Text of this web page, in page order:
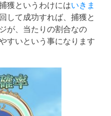
獲というわけにはいきま
して成功すれば、捕獲と
が、当たりの割合なの
すいという事になります